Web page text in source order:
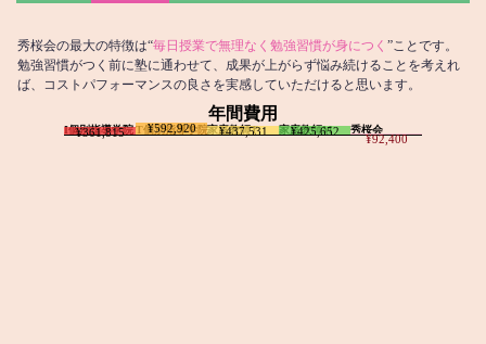
秀桜会の最大の特徴は“毎日授業で無理なく勉強習慣が身につく ”ことです。
勉強習慣がつく前に塾に通わせて、成果が上がらず悩み続けることを考えれ
ば、コストパフォーマンスの良さを実感していただけると思います。
年間費用
I個別指導学院
¥361,815 T個別指導学院
¥592,920 家庭教師T
¥437,531 家庭教師M
¥425,652 秀桜会
¥92,400